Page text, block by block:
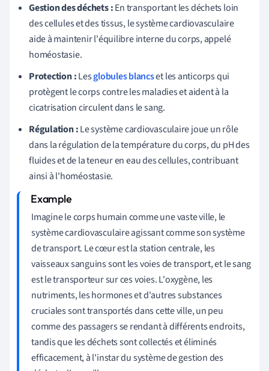
Gestion des déchets :En transportant les déchets loin
des cellules et des tissus, le système cardiovasculaire
aide à maintenir l'équilibre interne du corps, appelé
homéostasie.
Protection :Lesglobules blancset les anticorps qui
protègent le corps contre les maladies et aident à la
cicatrisation circulent dans le sang.
Régulation :Le système cardiovasculaire joue un rôle
dans la régulation de la température du corps, du pH des
fluides et de la teneur en eau des cellules, contribuant
ainsi à l'homéostasie.
Imagine le corps humain comme une vaste ville, le
système cardiovasculaire agissant comme son système
de transport. Le cœur est la station centrale, les
vaisseaux sanguins sont les voies de transport, et le sang
est le transporteur sur ces voies. L'oxygène, les
nutriments, les hormones et d'autres substances
cruciales sont transportés dans cette ville, un peu
comme des passagers se rendant à différents endroits,
tandis que les déchets sont collectés et éliminés
efficacement, à l'instar du système de gestion des